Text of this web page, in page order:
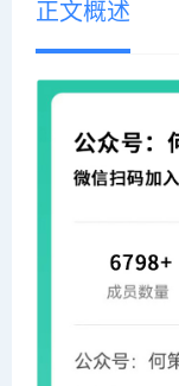
正文概述